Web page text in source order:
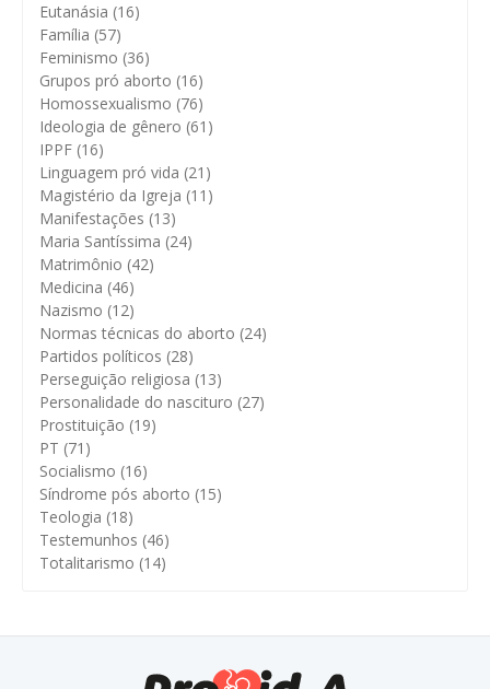
Eutanásia (16)
Família (57)
Feminismo (36)
Grupos pró aborto (16)
Homossexualismo (76)
Ideologia de gênero (61)
IPPF (16)
Linguagem pró vida (21)
Magistério da Igreja (11)
Manifestações (13)
Maria Santíssima (24)
Matrimônio (42)
Medicina (46)
Nazismo (12)
Normas técnicas do aborto (24)
Partidos políticos (28)
Perseguição religiosa (13)
Personalidade do nascituro (27)
Prostituição (19)
PT (71)
Socialismo (16)
Síndrome pós aborto (15)
Teologia (18)
Testemunhos (46)
Totalitarismo (14)